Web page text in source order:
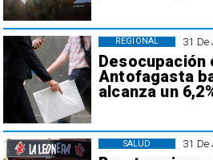
31 De
Desocupación
Antofagasta
alcanza un
REGIONAL
31 De
SALUD